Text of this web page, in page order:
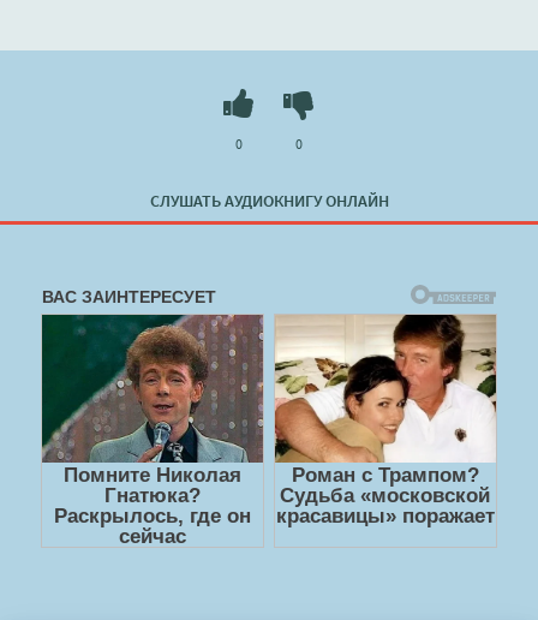
СЛУШАТЬ АУДИОКНИГУ ОНЛАЙН
0 0